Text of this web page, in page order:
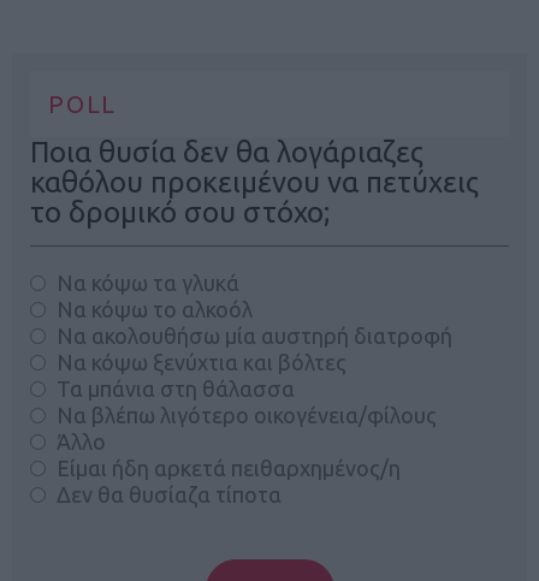
POLL
Ποια θυσία δεν θα λογάριαζες
καθόλου προκειμένου να πετύχεις
το δρομικό σου στόχο;
Να κόψω τα γλυκά
Να κόψω το αλκοόλ
Να ακολουθήσω μία αυστηρή διατροφή
Να κόψω ξενύχτια και βόλτες
Τα μπάνια στη θάλασσα
Να βλέπω λιγότερο οικογένεια/φίλους
Άλλο
Είμαι ήδη αρκετά πειθαρχημένος/η
Δεν θα θυσίαζα τίποτα